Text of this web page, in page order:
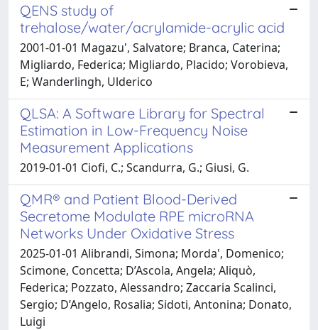
QENS study of
trehalose/water/acrylamide-acrylic acid
2001-01-01 Magazu', Salvatore; Branca, Caterina;
Migliardo, Federica; Migliardo, Placido; Vorobieva,
E; Wanderlingh, Ulderico
QLSA: A Software Library for Spectral
Estimation in Low-Frequency Noise
Measurement Applications
2019-01-01 Ciofi, C.; Scandurra, G.; Giusi, G.
QMR® and Patient Blood-Derived
Secretome Modulate RPE microRNA
Networks Under Oxidative Stress
2025-01-01 Alibrandi, Simona; Morda', Domenico;
Scimone, Concetta; D’Ascola, Angela; Aliquò,
Federica; Pozzato, Alessandro; Zaccaria Scalinci,
Sergio; D’Angelo, Rosalia; Sidoti, Antonina; Donato,
Luigi